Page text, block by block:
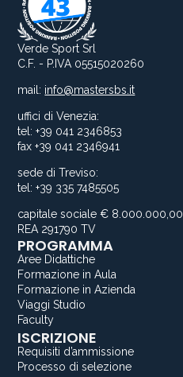
Verde Sport Srl
C.F. - P.IVA 05515020260
mail: info@mastersbs.it
uffici di Venezia:
tel: +39 041 2346853
fax +39 041 2346941
sede di Treviso:
tel: +39 335 7485505
capitale sociale € 8.000.000,00
REA 291790 TV
PROGRAMMA
Aree Didattiche
Formazione in Aula
Formazione in Azienda
Viaggi Studio
Faculty
ISCRIZIONE
Requisiti d’ammissione
Processo di selezione